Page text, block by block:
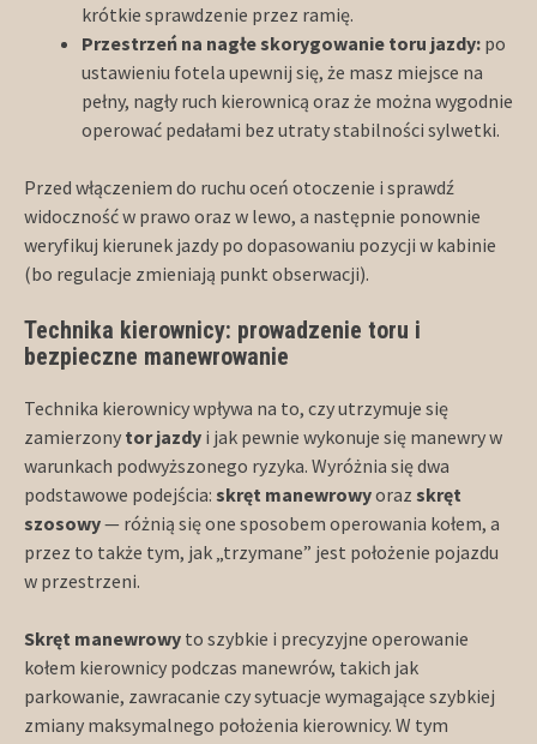
krótkie sprawdzenie przez ramię.
Przestrzeń na nagłe skorygowanie toru jazdy: po
ustawieniu fotela upewnij się, że masz miejsce na
pełny, nagły ruch kierownicą oraz że można wygodnie
operować pedałami bez utraty stabilności sylwetki.
Przed włączeniem do ruchu oceń otoczenie i sprawdź
widoczność w prawo oraz w lewo, a następnie ponownie
weryfikuj kierunek jazdy po dopasowaniu pozycji w kabinie
(bo regulacje zmieniają punkt obserwacji).
Technika kierownicy: prowadzenie toru i
bezpieczne manewrowanie
Technika kierownicy wpływa na to, czy utrzymuje się
zamierzony tor jazdy i jak pewnie wykonuje się manewry w
warunkach podwyższonego ryzyka. Wyróżnia się dwa
podstawowe podejścia: skręt manewrowyoraz skręt
szosowy— różnią się one sposobem operowania kołem, a
przez to także tym, jak „trzymane” jest położenie pojazdu
w przestrzeni.
Skręt manewrowy to szybkie i precyzyjne operowanie
kołem kierownicy podczas manewrów, takich jak
parkowanie, zawracanie czy sytuacje wymagające szybkiej
zmiany maksymalnego położenia kierownicy. W tym